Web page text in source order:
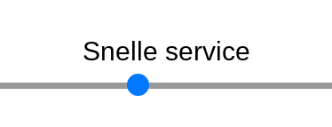
Snelle service